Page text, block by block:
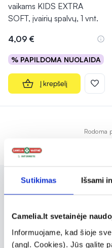
Sutikimas Išsami
Camelia.lt svetainėje
Informuojame, kad šioje
(angl. Cookies). Jūs galite
vaikams KIDS EXTRA
SOFT, įvairių spalvų, 1 vnt.
4,09 €
% PAPILDOMA NUOLAIDA
Į krepšelį
Rodoma
WOOM burnos
burnos higienai ir
produkcijoje rasite